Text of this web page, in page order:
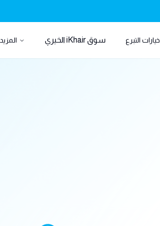
خيارات التبرع سوق iKhair الخيري المزيد